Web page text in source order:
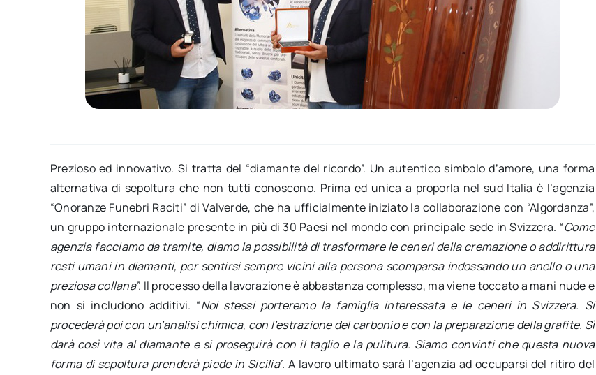
Prezioso ed innovativo. Si tratta del “diamante del ricordo”. Un autentico simbolo d’amore, una forma
alternativa di sepoltura che non tutti conoscono. Prima ed unica a proporla nel sud Italia è l’agenzia
“Onoranze Funebri Raciti” di Valverde, che ha ufficialmente iniziato la collaborazione con “Algordanza”,
un gruppo internazionale presente in più di 30 Paesi nel mondo con principale sede in Svizzera. “Come
agenzia facciamo da tramite, diamo la possibilità di trasformare le ceneri della cremazione o addirittura
resti umani in diamanti, per sentirsi sempre vicini alla persona scomparsa indossando un anello o una
preziosa collana”. Il processo della lavorazione è abbastanza complesso, ma viene toccato a mani nude e
non si includono additivi. “Noi stessi porteremo la famiglia interessata e le ceneri in Svizzera. Si
procederà poi con un’analisi chimica, con l’estrazione del carbonio e con la preparazione della grafite. Sì
darà così vita al diamante e si proseguirà con il taglio e la pulitura. Siamo convinti che questa nuova
forma di sepoltura prenderà piede in Sicilia”. A lavoro ultimato sarà l’agenzia ad occuparsi del ritiro del